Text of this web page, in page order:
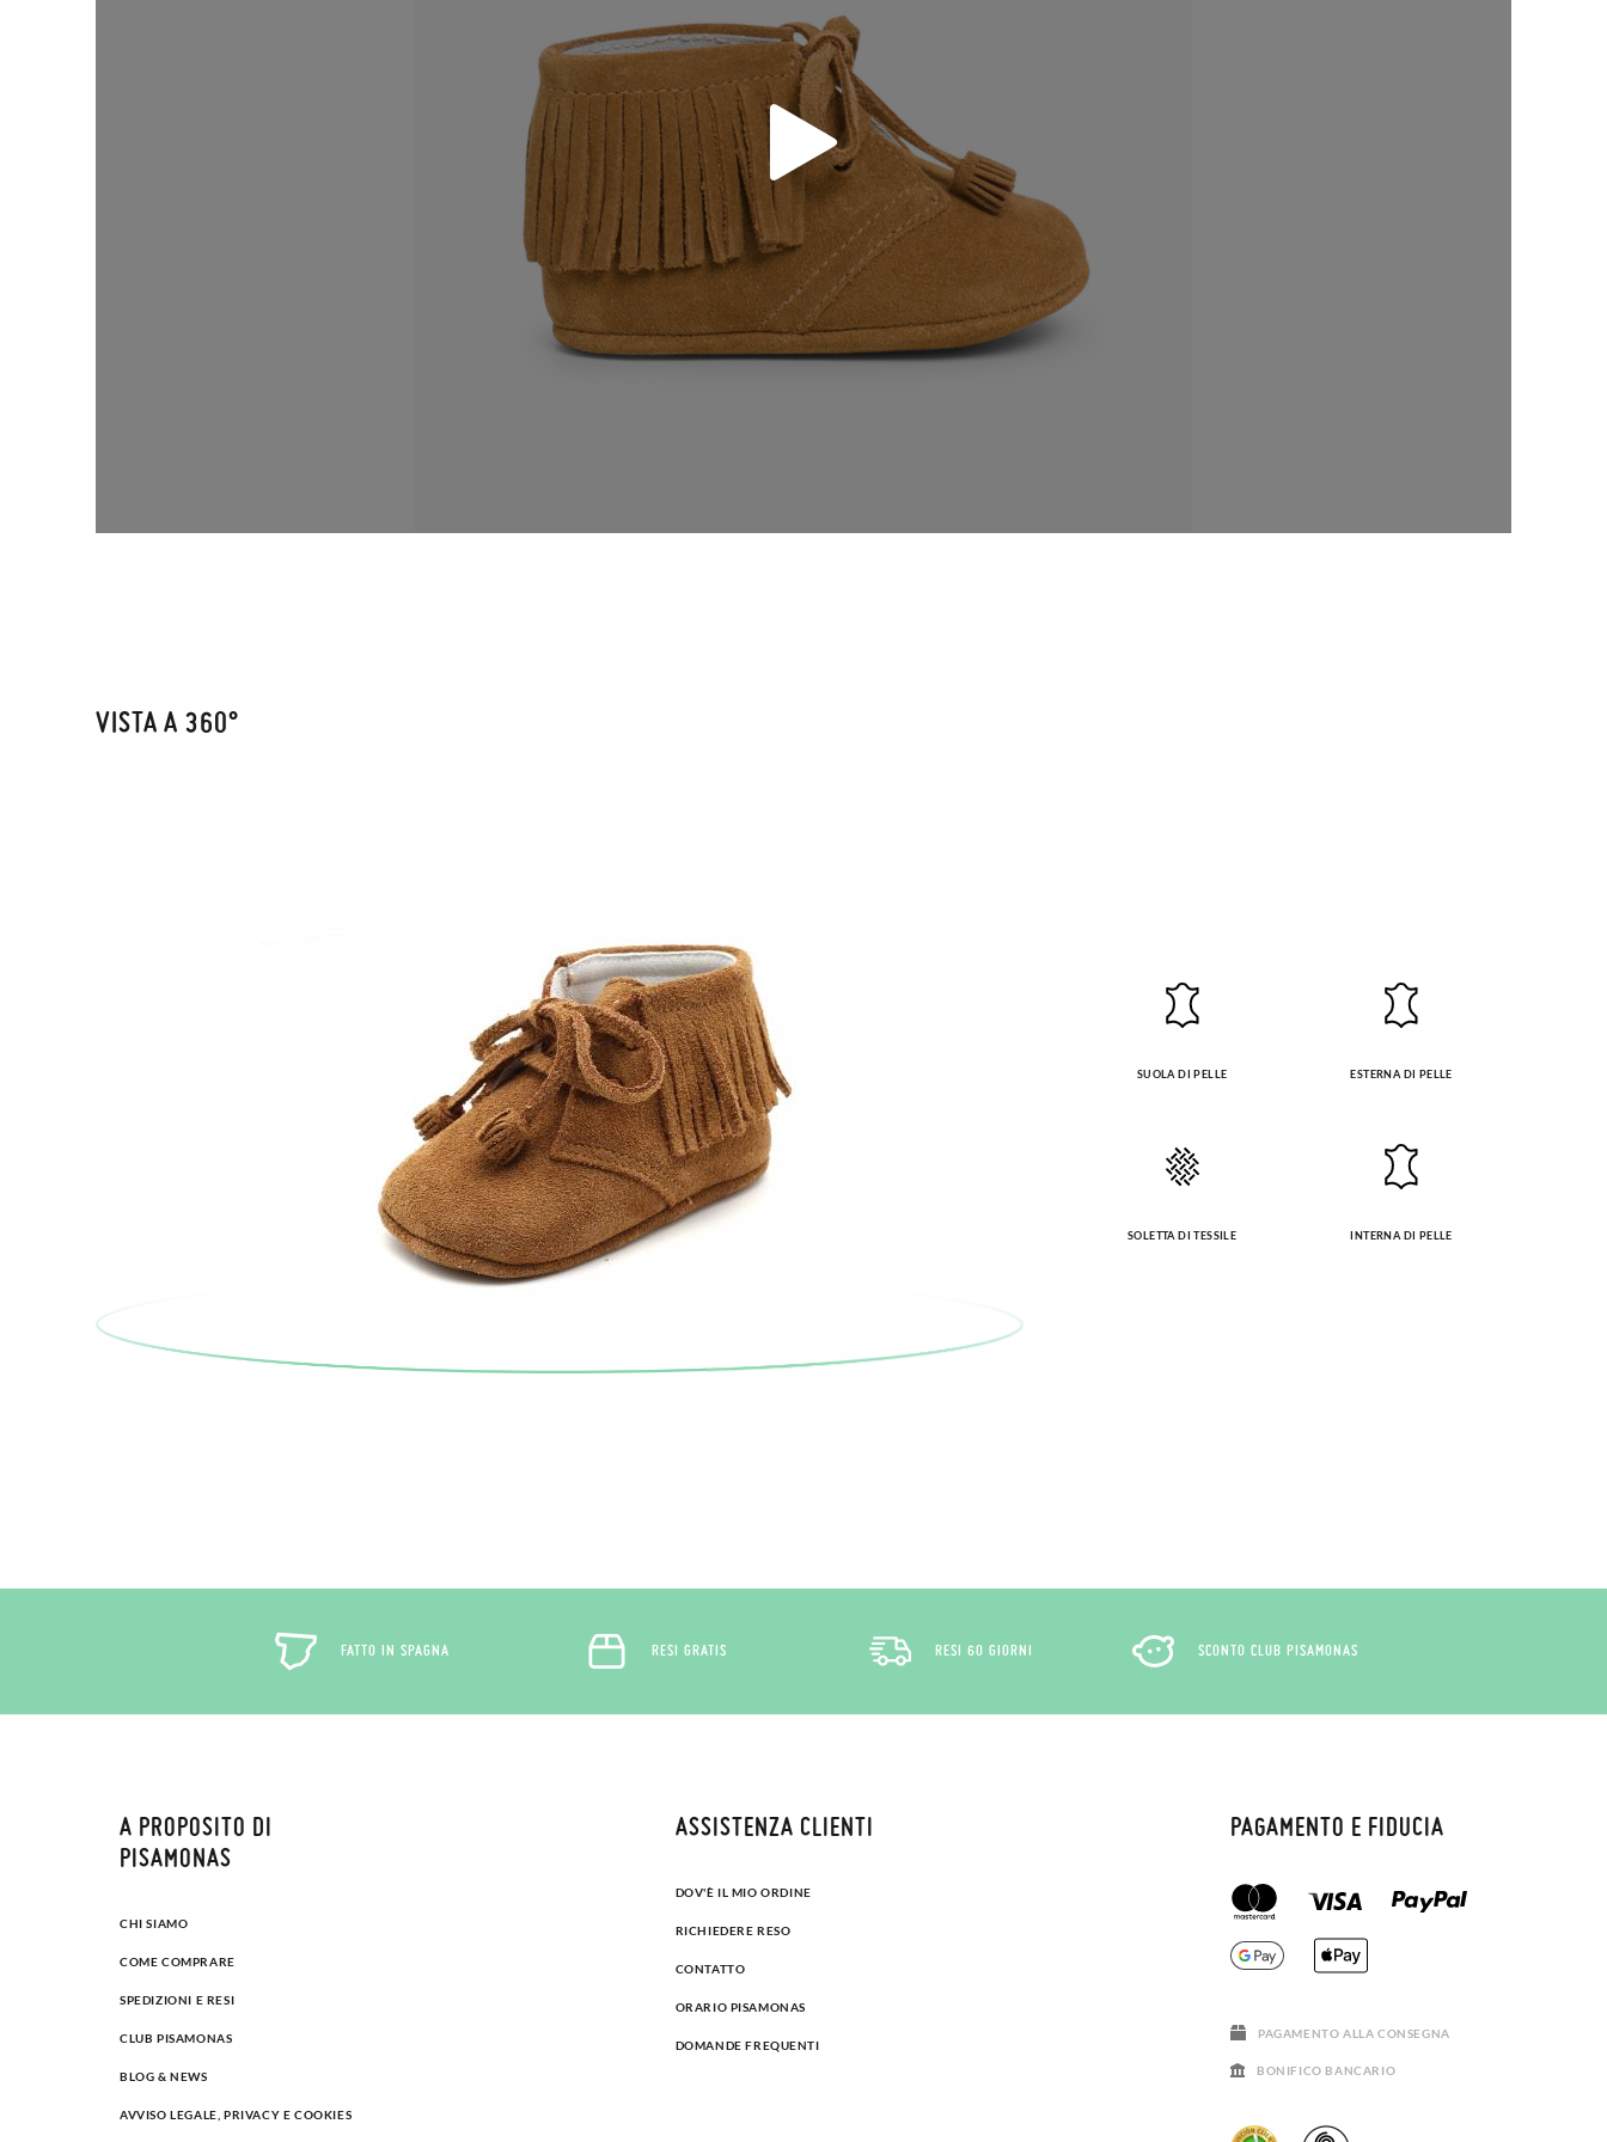
VISTA A 360°
SUOLA DI PELLE ESTERNA DI PELLE
SOLETTA DI TESSILE INTERNA DI PELLE
FATTO IN SPAGNA RESI GRATIS RESI 60 GIORNI SCONTO CLUB PISAMONAS
A PROPOSITO DI
PISAMONAS
CHI SIAMO
COME COMPRARE
SPEDIZIONI E RESI
CLUB PISAMONAS
BLOG & NEWS
AVVISO LEGALE, PRIVACY E COOKIES
ASSISTENZA CLIENTI
DOV'È IL MIO ORDINE
RICHIEDERE RESO
CONTATTO
ORARIO PISAMONAS
DOMANDE FREQUENTI
PAGAMENTO E FIDUCIA
PAGAMENTO ALLA CONSEGNA
BONIFICO BANCARIO